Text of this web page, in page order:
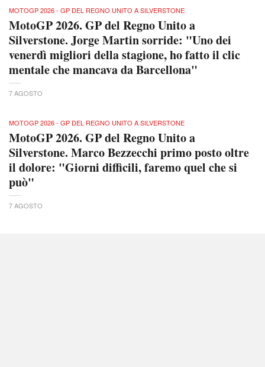
MOTOGP 2026 - GP DEL REGNO UNITO A SILVERSTONE
MotoGP 2026. GP del Regno Unito a
Silverstone. Jorge Martin sorride: "Uno dei
venerdì migliori della stagione, ho fatto il clic
mentale che mancava da Barcellona"
7 AGOSTO
MOTOGP 2026 - GP DEL REGNO UNITO A SILVERSTONE
MotoGP 2026. GP del Regno Unito a
Silverstone. Marco Bezzecchi primo posto oltre
il dolore: "Giorni difficili, faremo quel che si
può"
7 AGOSTO